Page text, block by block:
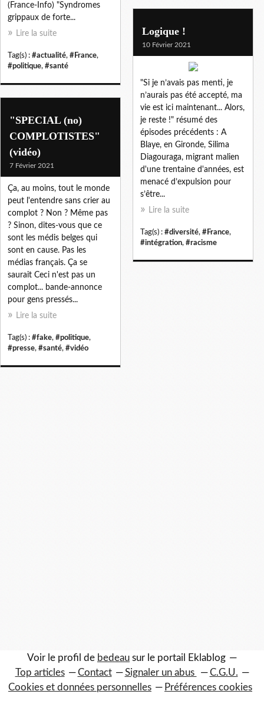
(France-Info) "Syndromes
grippaux de forte...
Lire la suite
Tag(s) : #actualité, #France,
#politique, #santé
Logique !
10 Février 2021
"Si je n’avais pas menti, je
n’aurais pas été accepté, ma
vie est ici maintenant... Alors,
je reste !" résumé des
épisodes précédents : A
Blaye, en Gironde, Silima
Diagouraga, migrant malien
d'une trentaine d'années, est
menacé d’expulsion pour
s’être...
Lire la suite
Tag(s) : #diversité, #France,
#intégration, #racisme
"SPECIAL (no)
COMPLOTISTES"
(vidéo)
7 Février 2021
Ça, au moins, tout le monde
peut l'entendre sans crier au
complot ? Non ? Même pas
? Sinon, dites-vous que ce
sont les médis belges qui
sont en cause. Pas les
médias français. Ça se
saurait Ceci n'est pas un
complot... bande-annonce
pour gens pressés...
Lire la suite
Tag(s) : #fake, #politique,
#presse, #santé, #vidéo
Voir le profil de bedeau sur le portail Eklablog
Top articles
Contact Signaler un abus
C.G.U.
Cookies et données personnelles
Préférences cookies